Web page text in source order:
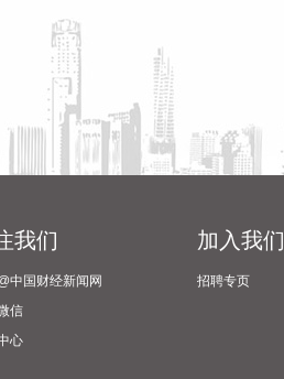
我们
中国财经新闻网
信
心
加入我们
招聘专页